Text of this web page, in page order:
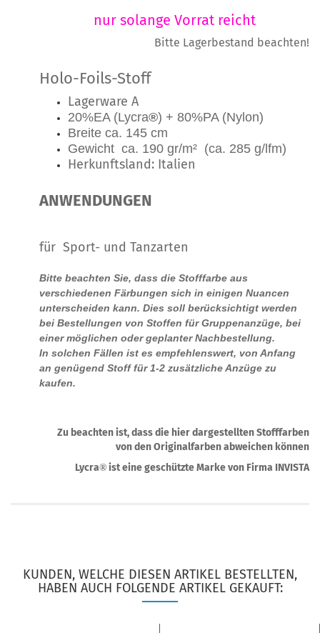
nur solange Vorrat reicht
Bitte Lagerbestand beachten!
Holo-Foils-Stoff
Lagerware A
20%EA (Lycra®) + 80%PA (Nylon)
Breite ca. 145 cm
Gewicht ca. 190 gr/m² (ca. 285 g/lfm)
Herkunftsland: Italien
ANWENDUNGEN
für Sport- und Tanzarten
Bitte beachten Sie, dass die Stofffarbe aus
verschiedenen Färbungen sich in einigen Nuancen
unterscheiden kann. Dies soll berücksichtigt werden
bei Bestellungen von Stoffen für Gruppenanzüge, bei
einer möglichen oder geplanter Nachbestellung.
In solchen Fällen ist es empfehlenswert, von Anfang
an genügend Stoff für 1-2 zusätzliche Anzüge zu
kaufen.
Zu beachten ist, dass die hier dargestellten Stofffarben
von den Originalfarben abweichen können
Lycra® ist eine geschützte Marke von Firma INVISTA
KUNDEN, WELCHE DIESEN ARTIKEL BESTELLTEN,
HABEN AUCH FOLGENDE ARTIKEL GEKAUFT: